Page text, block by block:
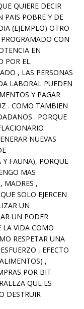
QUIERE DECIR
PAIS POBRE Y DE
(EJEMPLO) OTRO
CON
EN
POR EL.
, LAS PERSONAS
LABORAL PUEDEN
Y PAGAR
. COMO TAMBIEN
. PORQUE
NUEVAS
Y FAUNA), PORQUE
MAS
MADRES ,
SOLO EJERCEN
UN
UN PODER
LA VIDA COMO
RESPETAR UNA
, EFECTO
,
POR BIT
QUE ES
DESTRUIR